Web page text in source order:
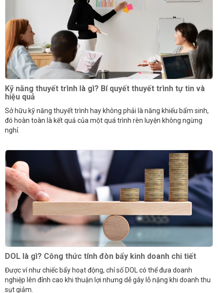
Kỹ năng thuyết trình là gì? Bí quyết thuyết trình tự tin và
hiệu quả
Sở hữu kỹ năng thuyết trình hay không phải là năng khiếu bẩm sinh,
đó hoàn toàn là kết quả của một quá trình rèn luyện không ngừng
nghỉ.
DOL là gì? Công thức tính đòn bẩy kinh doanh chi tiết
Được ví như chiếc bẩy hoạt động, chỉ số DOL có thể đưa doanh
nghiệp lên đỉnh cao khi thuận lợi nhưng dễ gây lỗ nặng khi doanh thu
sụt giảm.